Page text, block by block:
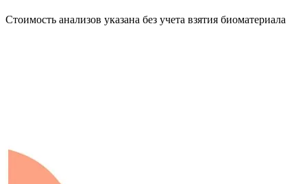
Cтоимость анализов указана без учета взятия биоматериала